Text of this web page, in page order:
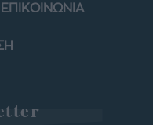
ΕΠΙΚΟΙΝΩΝΙΑ